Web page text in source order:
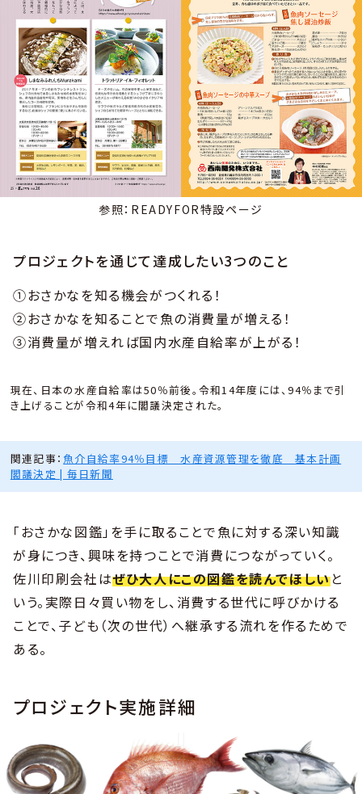
参照：READYFOR特設ページ
プロジェクトを通じて達成したい3つのこと
①おさかなを知る機会がつくれる！
②おさかなを知ることで魚の消費量が増える！
③消費量が増えれば国内水産自給率が上がる！
現在、日本の水産自給率は50％前後。令和14年度には、94％まで引
き上げることが令和4年に閣議決定された。
関連記事：魚介自給率94％目標 水産資源管理を徹底 基本計画
閣議決定 | 毎日新聞
「おさかな図鑑」を手に取ることで魚に対する深い知識
が身につき、興味を持つことで消費につながっていく。
佐川印刷会社はぜひ大人にこの図鑑を読んでほしいと
いう。実際日々買い物をし、消費する世代に呼びかける
ことで、子ども（次の世代）へ継承する流れを作るためで
ある。
プロジェクト実施詳細